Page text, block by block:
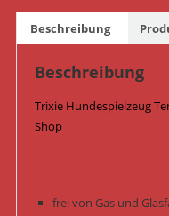
Beschreibung
Beschreibung
Trixie Hundespielzeug
Shop
frei von Gas und